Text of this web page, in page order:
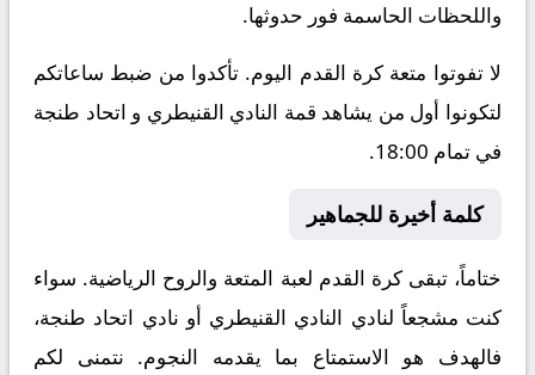
واللحظات الحاسمة فور حدوثها.
لا تفوتوا متعة كرة القدم اليوم. تأكدوا من ضبط ساعاتكم
لتكونوا أول من يشاهد قمة النادي القنيطري و اتحاد طنجة
في تمام 18:00.
كلمة أخيرة للجماهير
ختاماً، تبقى كرة القدم لعبة المتعة والروح الرياضية. سواء
كنت مشجعاً لنادي النادي القنيطري أو نادي اتحاد طنجة،
فالهدف هو الاستمتاع بما يقدمه النجوم. نتمنى لكم